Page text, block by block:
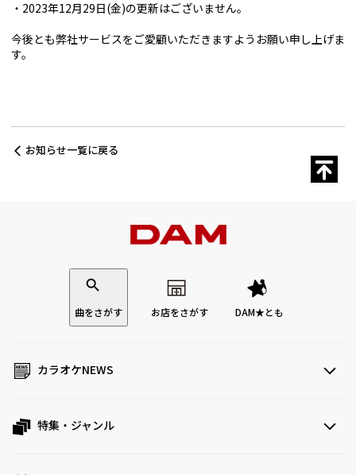
2023年12月29日(金)の更新はございません。
今後とも弊社サービスをご愛顧いただきますようお願い申し上げま
す。
お知らせ一覧に戻る
曲をさがす お店をさがす DAM★とも
カラオケNEWS
特集・ジャンル